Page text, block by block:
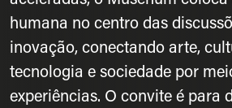
humana no centro das
inovação, conectando arte,
tecnologia e sociedade por
experiências. O convite é para